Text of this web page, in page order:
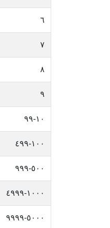
٦
٧
٨
٩
١٠-٩٩
١٠٠-٤٩٩
٥٠٠-٩٩٩
١٠٠٠-٤٩٩٩
٥٠٠٠-٩٩٩٩